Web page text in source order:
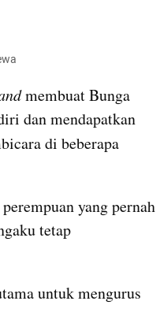
membuat Bunga
dan mendapatkan
di beberapa
yang pernah
tetap
untuk mengurus